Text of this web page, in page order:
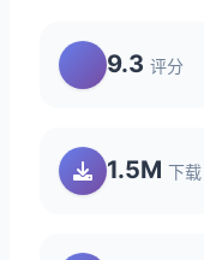
9.3 评分
1.5M 下载